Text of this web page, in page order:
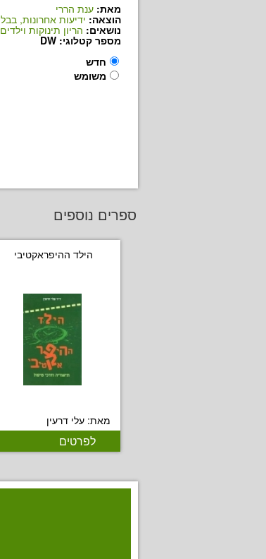
מאת: ענת הררי
הוצאה: ידיעות אחרונות, בבל
נושאים: הריון תינוקות וילדים
מספר קטלוגי: DW
חדש
משומש
ספרים נוספים
הילד ההיפראקטיבי
מאת: עלי דרעין
לפרטים